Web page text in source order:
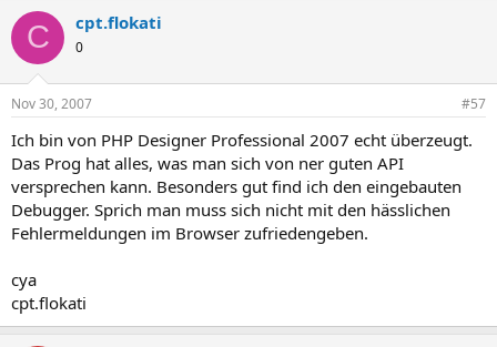
C cpt.flokati
0
Nov 30, 2007 #57
Ich bin von PHP Designer Professional 2007 echt überzeugt.
Das Prog hat alles, was man sich von ner guten API
versprechen kann. Besonders gut find ich den eingebauten
Debugger. Sprich man muss sich nicht mit den hässlichen
Fehlermeldungen im Browser zufriedengeben.
cya
cpt.flokati